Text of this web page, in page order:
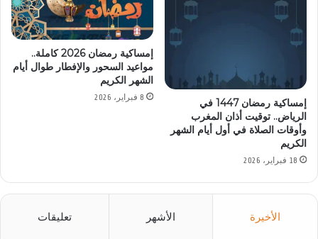
إمساكية رمضان 1447 في
الرياض.. توقيت أذان المغرب
وأوقات الصلاة في أول أيام الشهر
الكريم
18 فبراير، 2026
إمساكية رمضان 2026 كاملة..
مواعيد السحور والإفطار طوال أيام
الشهر الكريم
8 فبراير، 2026
الأخيرة الأشهر تعليقات